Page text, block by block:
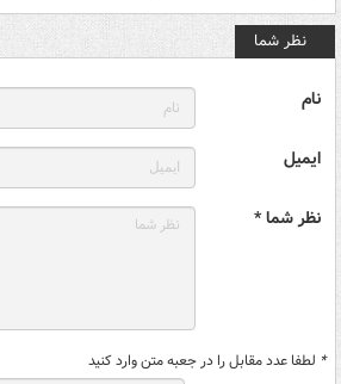
نظر شما
نام
ایمیل
نظر شما *
* لطفا عدد مقابل را در جعبه متن وارد کنید